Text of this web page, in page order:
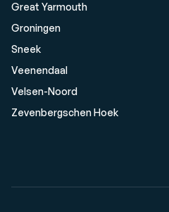
Great Yarmouth
Groningen
Sneek
Veenendaal
Velsen-Noord
Zevenbergschen Hoek